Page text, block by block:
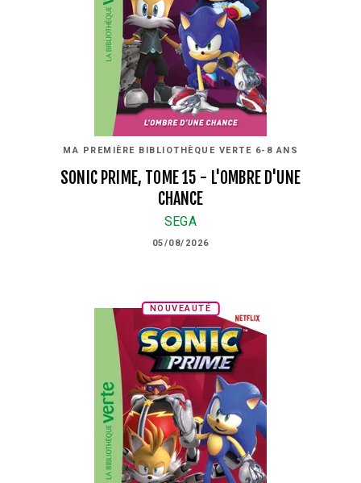
MA PREMIÈRE BIBLIOTHÈQUE VERTE 6-8 ANS
SONIC PRIME, TOME 15 - L'OMBRE D'UNE
CHANCE
SEGA
05/08/2026
NOUVEAUTÉ